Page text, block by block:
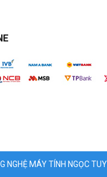
MÁY TÍNH NGỌC